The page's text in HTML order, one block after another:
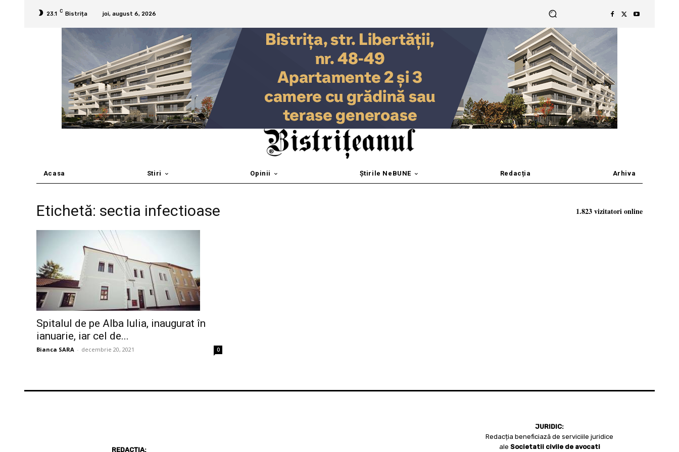
23.1 C Bistrița joi, august 6, 2026
Acasa Stiri Opinii Știrile NeBUNE Redacția Arhiva
Etichetă: sectia infectioase
Spitalul de pe Alba Iulia, inaugurat în
ianuarie, iar cel de...
Bianca SARA - decembrie 20, 2021 0
1.823 vizitatori online
REDACȚIA:
JURIDIC:
Redacția beneficiază de serviciile juridice
ale Societatii civile de avocati